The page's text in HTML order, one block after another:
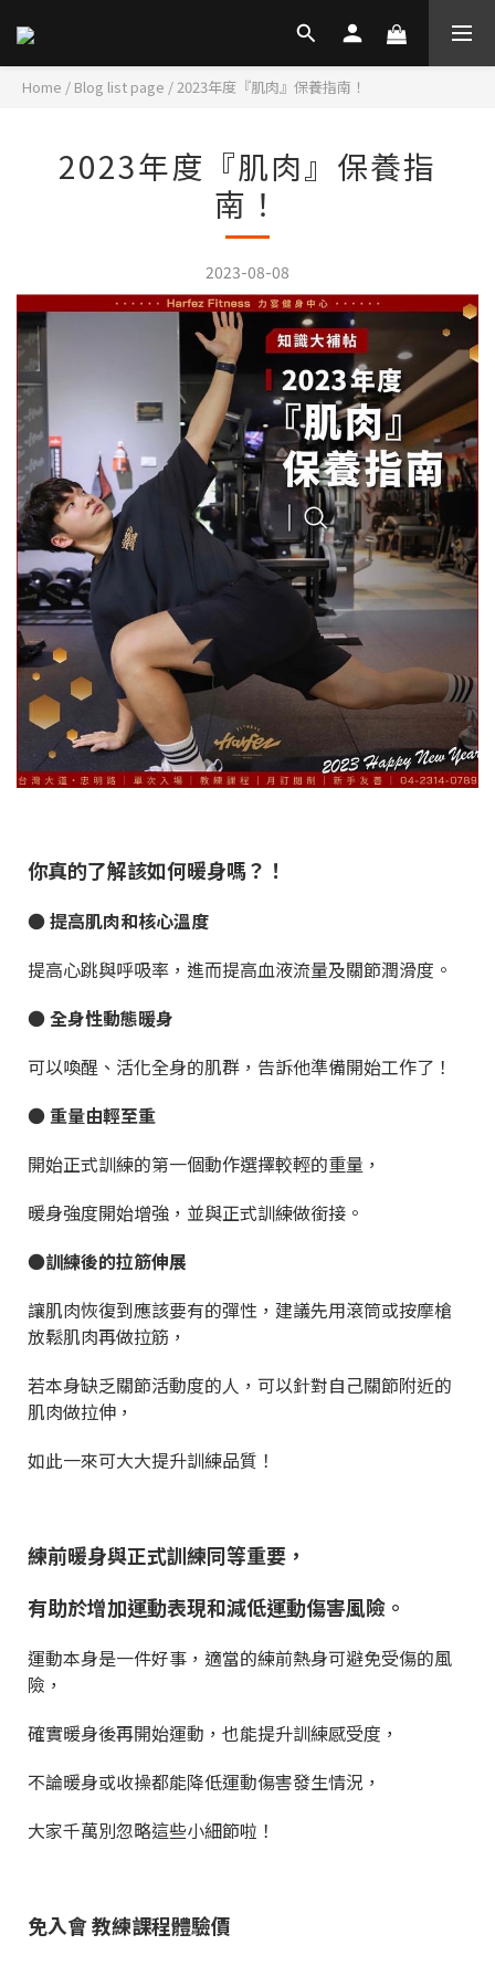
Home / Blog list page /2023年度『肌肉』保養指南！
2023年度『肌肉』保養指
南！
2023-08-08
你真的了解該如何暖身嗎？！
● 提高肌肉和核心溫度
提高心跳與呼吸率，進而提高血液流量及關節潤滑度。
● 全身性動態暖身
可以喚醒、活化全身的肌群，告訴他準備開始工作了！
● 重量由輕至重
開始正式訓練的第一個動作選擇較輕的重量，
暖身強度開始增強，並與正式訓練做銜接。
●訓練後的拉筋伸展
讓肌肉恢復到應該要有的彈性，建議先用滾筒或按摩槍
放鬆肌肉再做拉筋，
若本身缺乏關節活動度的人，可以針對自己關節附近的
肌肉做拉伸，
如此一來可大大提升訓練品質！
練前暖身與正式訓練同等重要，
有助於增加運動表現和減低運動傷害風險。
運動本身是一件好事，適當的練前熱身可避免受傷的風
險，
確實暖身後再開始運動，也能提升訓練感受度，
不論暖身或收操都能降低運動傷害發生情況，
大家千萬別忽略這些小細節啦！
免入會 教練課程體驗價